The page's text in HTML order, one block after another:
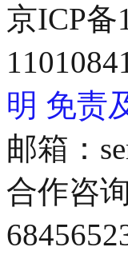
京ICP备
明 免责
邮箱：
合作咨